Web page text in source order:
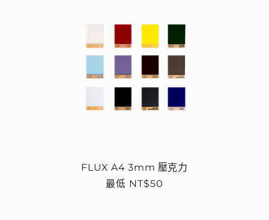
FLUX A4 3mm 壓克力
定
最低 NT$50